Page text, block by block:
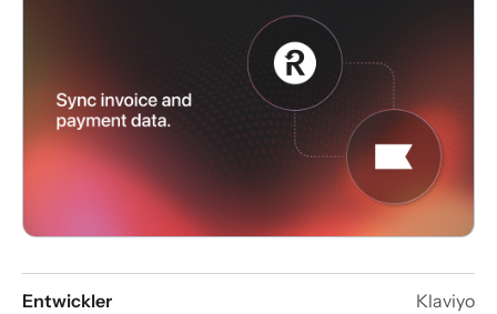
Entwickler Klaviyo